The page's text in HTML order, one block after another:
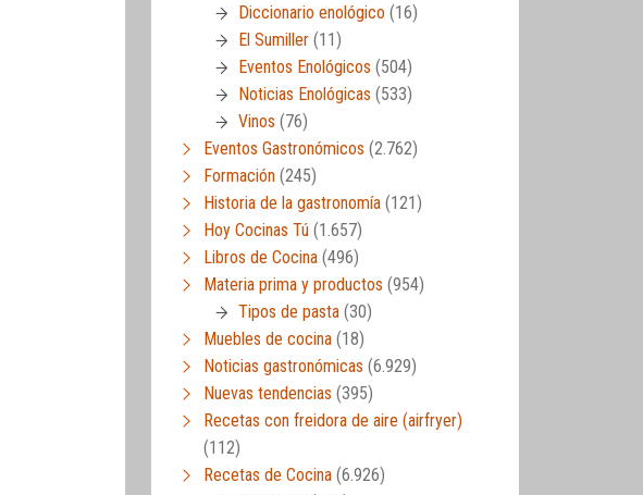
Diccionario enológico (16)
El Sumiller (11)
Eventos Enológicos (504)
Noticias Enológicas (533)
Vinos (76)
Eventos Gastronómicos (2.762)
Formación (245)
Historia de la gastronomía (121)
Hoy Cocinas Tú (1.657)
Libros de Cocina (496)
Materia prima y productos (954)
Tipos de pasta (30)
Muebles de cocina (18)
Noticias gastronómicas (6.929)
Nuevas tendencias (395)
Recetas con freidora de aire (airfryer)
(112)
Recetas de Cocina (6.926)